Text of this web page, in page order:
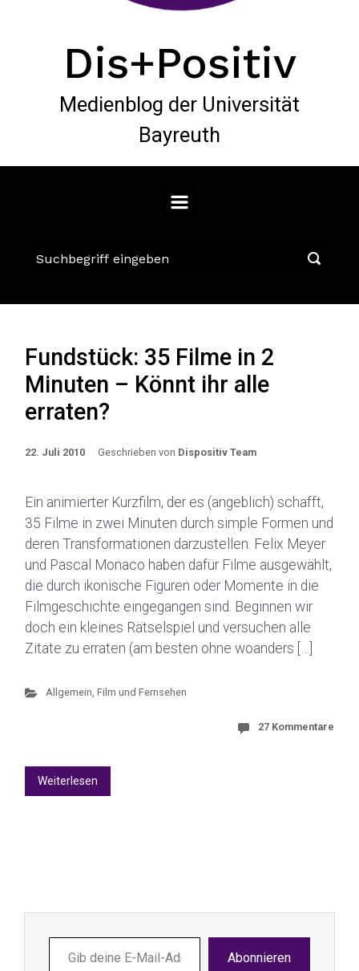
Dis+Positiv
Medienblog der Universität
Bayreuth
Fundstück: 35 Filme in 2
Minuten – Könnt ihr alle
erraten?
22. Juli 2010 Geschrieben von Dispositiv Team
Ein animierter Kurzfilm, der es (angeblich) schafft,
35 Filme in zwei Minuten durch simple Formen und
deren Transformationen darzustellen. Felix Meyer
und Pascal Monaco haben dafür Filme ausgewählt,
die durch ikonische Figuren oder Momente in die
Filmgeschichte eingegangen sind. Beginnen wir
doch ein kleines Rätselspiel und versuchen alle
Zitate zu erraten (am besten ohne woanders […]
Allgemein, Film und Fernsehen
27 Kommentare
Weiterlesen
deine
Abonnieren